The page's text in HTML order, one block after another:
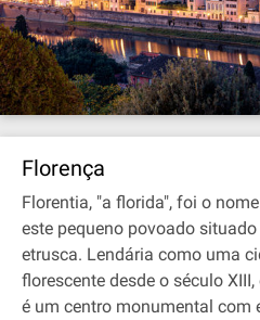
Florença
Florentia, "a florida", foi o
este pequeno povoado
etrusca. Lendária como uma
florescente desde o século
é um centro monumental com